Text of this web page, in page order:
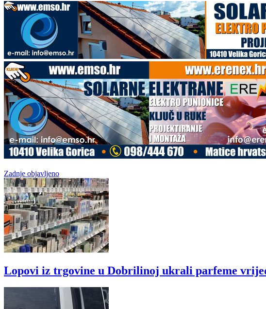
Zadnje objavljeno
Lopovi iz trgovine u Dobrilinoj ukrali parfeme